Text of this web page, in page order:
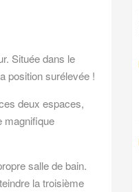
Située dans le
position surélevée !
deux espaces,
magnifique
salle de bain.
la troisième